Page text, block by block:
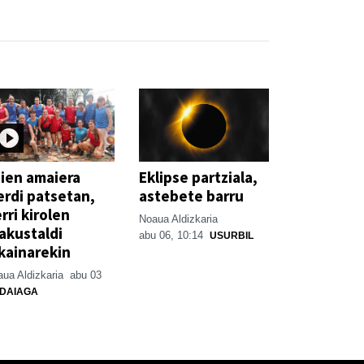
amaiera
patsetan,
kirolen
Aldizkaria abu 03
Eklipse partziala,
astebete barru
Noaua Aldizkaria
abu 06, 10:14 USURBIL